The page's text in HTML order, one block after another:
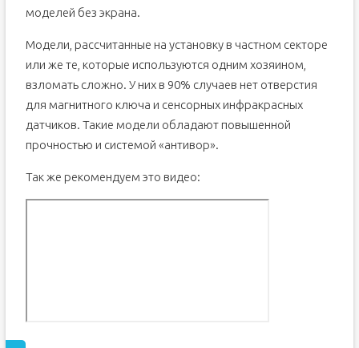
моделей без экрана.
Модели, рассчитанные на установку в частном секторе
или же те, которые используются одним хозяином,
взломать сложно. У них в 90% случаев нет отверстия
для магнитного ключа и сенсорных инфракрасных
датчиков. Такие модели обладают повышенной
прочностью и системой «антивор».
Так же рекомендуем это видео: